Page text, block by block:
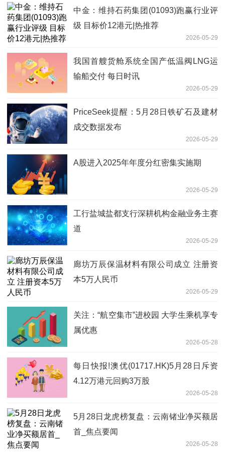
中金：维持石药集团(01093)跑赢行业评
级 目标价12港元|热推荐
2026-05-29
我国首艘货舱系统全国产低温阀LNG运
输船交付 每日时讯
2026-05-29
PriceSeek提醒：5月28日铁矿石及建材
成交数据发布
2026-05-29
A股进入2025年年度分红密集实施期
2026-05-29
工行盐城盐都支行深耕机构金融业务主赛
道
2026-05-29
廊坊万辰保温材料有限公司成立 注册资
本5万人民币
2026-05-29
关注：“航空集市”进校园 大学生乘机享专
属优惠
2026-05-28
每日快报!澳优(01717.HK)5月28日斥资
4.12万港元回购3万股
2026-05-28
5月28日龙虎榜复盘：云南锗业净买额居
首_焦点要闻
2026-05-28